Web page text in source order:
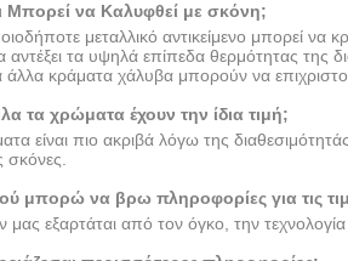
Μπορεί να Καλυφθεί με σκόνη;
μεταλλικό αντικείμενο μπορεί να
αντέξει τα υψηλά επίπεδα θερμότητας της
άλλα κράματα χάλυβα μπορούν να
τα χρώματα έχουν την ίδια τιμή;
είναι πιο ακριβά λόγω της
σκόνες.
μπορώ να βρω πληροφορίες για τις
εξαρτάται από τον όγκο, την